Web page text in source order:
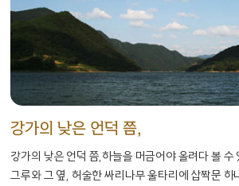
강가의 낮은 언덕 쯤,
강가의 낮은 언덕 쯤,하늘을 머금어야 올려다 볼 수
그루와 그 옆, 허술한 싸리나무 울타리에 삽짝문 하